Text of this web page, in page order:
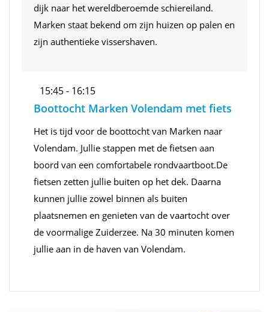
dijk naar het wereldberoemde schiereiland.
Marken staat bekend om zijn huizen op palen en
zijn authentieke vissershaven.
15:45 - 16:15
Boottocht Marken Volendam met fiets
Het is tijd voor de boottocht van Marken naar
Volendam. Jullie stappen met de fietsen aan
boord van een comfortabele rondvaartboot.De
fietsen zetten jullie buiten op het dek. Daarna
kunnen jullie zowel binnen als buiten
plaatsnemen en genieten van de vaartocht over
de voormalige Zuiderzee. Na 30 minuten komen
jullie aan in de haven van Volendam.